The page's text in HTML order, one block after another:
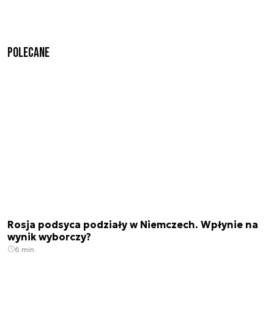
Polecane
Rosja podsyca podziały w Niemczech. Wpłynie na
wynik wyborczy?
6 min.